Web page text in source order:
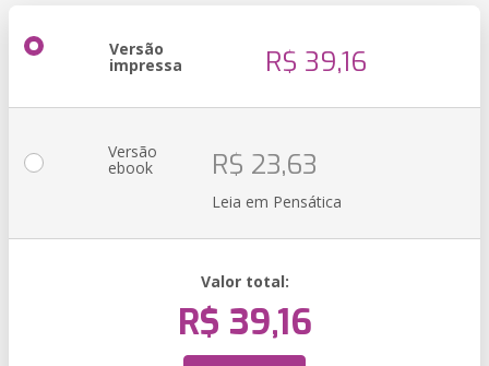
Versão
impressa R$ 39,16
Versão
ebook R$ 23,63
Leia em Pensática
Valor total:
R$ 39,16